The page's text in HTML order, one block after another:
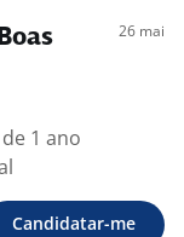
26 mai
1 ano
Candidatar-me